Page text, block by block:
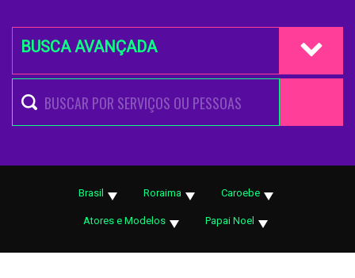
BUSCA AVANÇADA
Brasil Roraima Caroebe
Atores e Modelos Papai Noel